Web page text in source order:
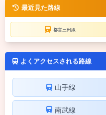
最近見た路線
都営三田線
よくアクセスされる路線
山手線
南武線